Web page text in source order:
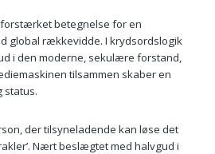
forstærket betegnelse for en
global rækkevidde. I krydsordslogik
i den moderne, sekulære forstand,
tilsammen skaber en
status.
der tilsyneladende kan løse det
Nært beslægtet med halvgud i